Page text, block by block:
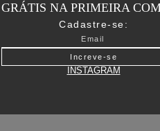
Jaqueta
Verde Oliva
R$
ou6x deR$ 241
GRÁTIS NA PRIMEIRA
Cadastre-se:
Increve-se
INSTAGRAM